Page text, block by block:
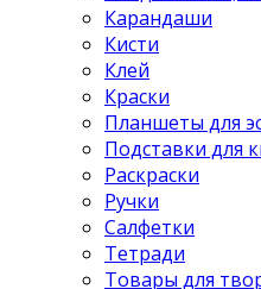
Карандаши
Кисти
Клей
Краски
Планшеты для
Подставки для
Раскраски
Ручки
Салфетки
Тетради
Товары для